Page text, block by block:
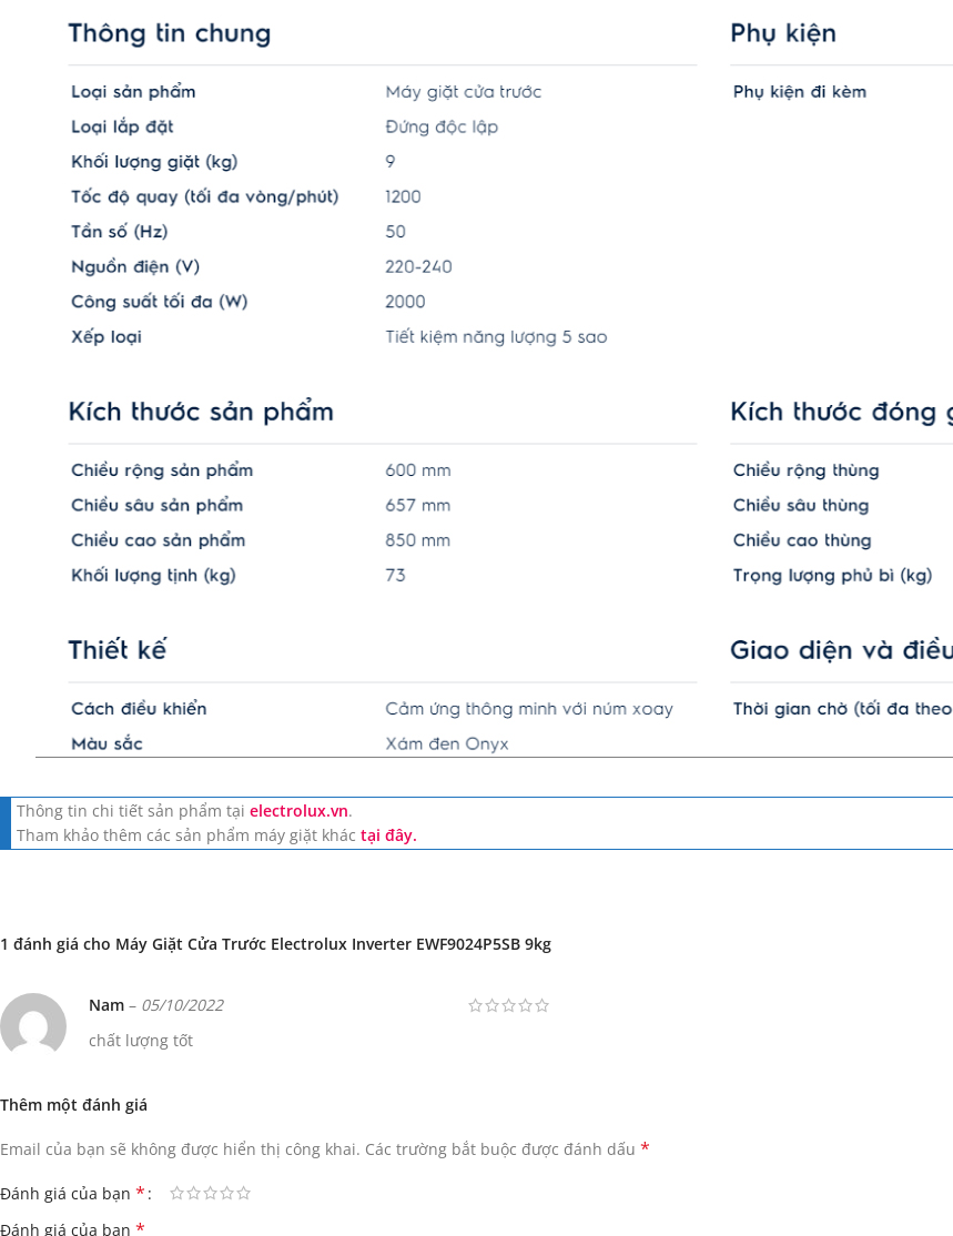
Thông tin chi tiết sản phẩm tại electrolux.vn.
Tham khảo thêm các sản phẩm máy giặt khác tại đây.
1 đánh giá cho Máy Giặt Cửa Trước Electrolux Inverter EWF9024P5SB 9kg
Nam – 05/10/2022
chất lượng tốt
Thêm một đánh giá
Email của bạn sẽ không được hiển thị công khai. Các trường bắt buộc được đánh dấu *
Đánh giá của bạn *
Đánh giá của bạn *